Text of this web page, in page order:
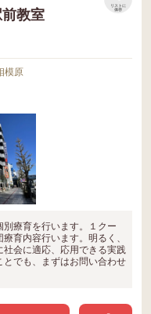
教室
リストに
保存
模原
療育を行います。１クー
育内容行います。明るく、
会に適応、応用できる実践
でも、まずはお問い合わせ